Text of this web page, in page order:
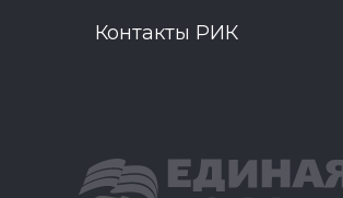
Контакты РИК